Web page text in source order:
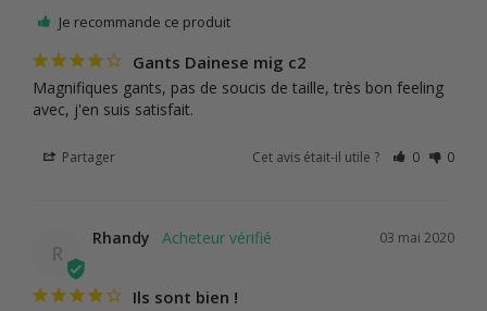
Je recommande ce produit
Gants Dainese mig c2
Magnifiques gants, pas de soucis de taille, très bon feeling
avec, j'en suis satisfait.
Partager Cet avis était-il utile ? 0 0
R
03 mai 2020
Rhandy
Ils sont bien !